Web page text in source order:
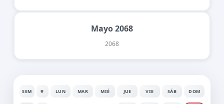
Mayo 2068
2068
SEM # LUN MAR MIÉ JUE VIE SÁB DOM